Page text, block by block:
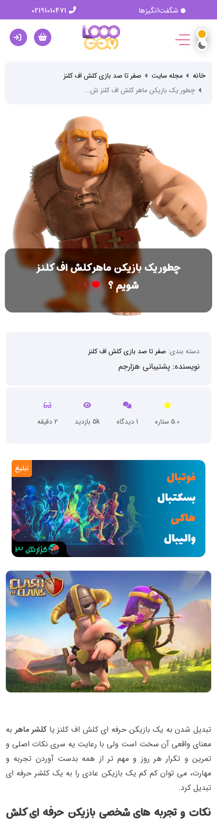
شگفت‌انگیزها
خانه مجله سایت
صفر تا صد بازی کلش اف کلنز
چطور یک بازیکن ماهر کلش اف کلنز ش...
چطور یک بازیکن ماهر کلش اف کلنز
شویم ؟
9
دسته بندی: صفر تا صد بازی کلش اف کلنز
نویسنده: پشتیبانی هزارجم
5.0 ستاره 1 دیدگاه 5k بازدید 2 دقیقه
تبلیغ
تبدیل شدن به یک بازیکن حرفه ای کلش اف کلنز یا کلشر ماهر به
معنای واقعی آن سخت است ولی با رعایت یه سری نکات اصلی و
تمرین و تکرار هر روز و مهم تر از همه بدست آوردن تجربه و
مهارت، می توان کم کم یک بازیکن عادی را به یک کلشر حرفه ای
تبدیل کرد.
نکات و تجربه های شخصی بازیکن حرفه ای کلش